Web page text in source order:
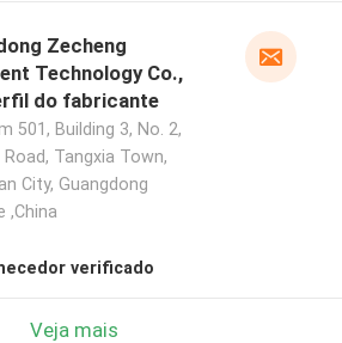
Zecheng
Technology Co.,
do fabricante
501, Building 3, No. 2,
Road, Tangxia Town,
City, Guangdong
,China
verificado
Veja mais